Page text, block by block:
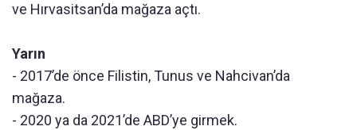
ve Hırvasitsan’da mağaza açtı.
Yarın
- 2017’de önce Filistin, Tunus ve Nahcivan’da
mağaza.
- 2020 ya da 2021’de ABD’ye girmek.